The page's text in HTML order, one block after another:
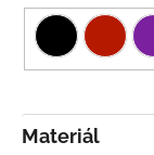
Materiál